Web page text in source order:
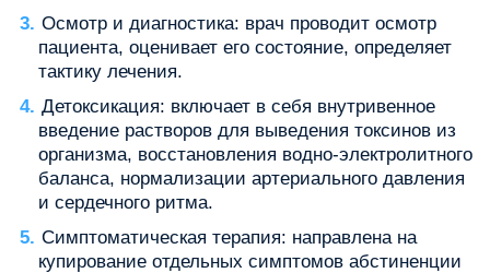
Осмотр и диагностика: врач проводит осмотр
пациента, оценивает его состояние, определяет
тактику лечения.
Детоксикация: включает в себя внутривенное
введение растворов для выведения токсинов из
организма, восстановления водно-электролитного
баланса, нормализации артериального давления
и сердечного ритма.
Симптоматическая терапия: направлена на
купирование отдельных симптомов абстиненции